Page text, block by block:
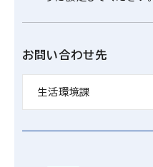
お問い合わせ先